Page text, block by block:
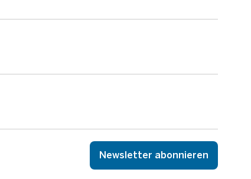
Newsletter abonnieren